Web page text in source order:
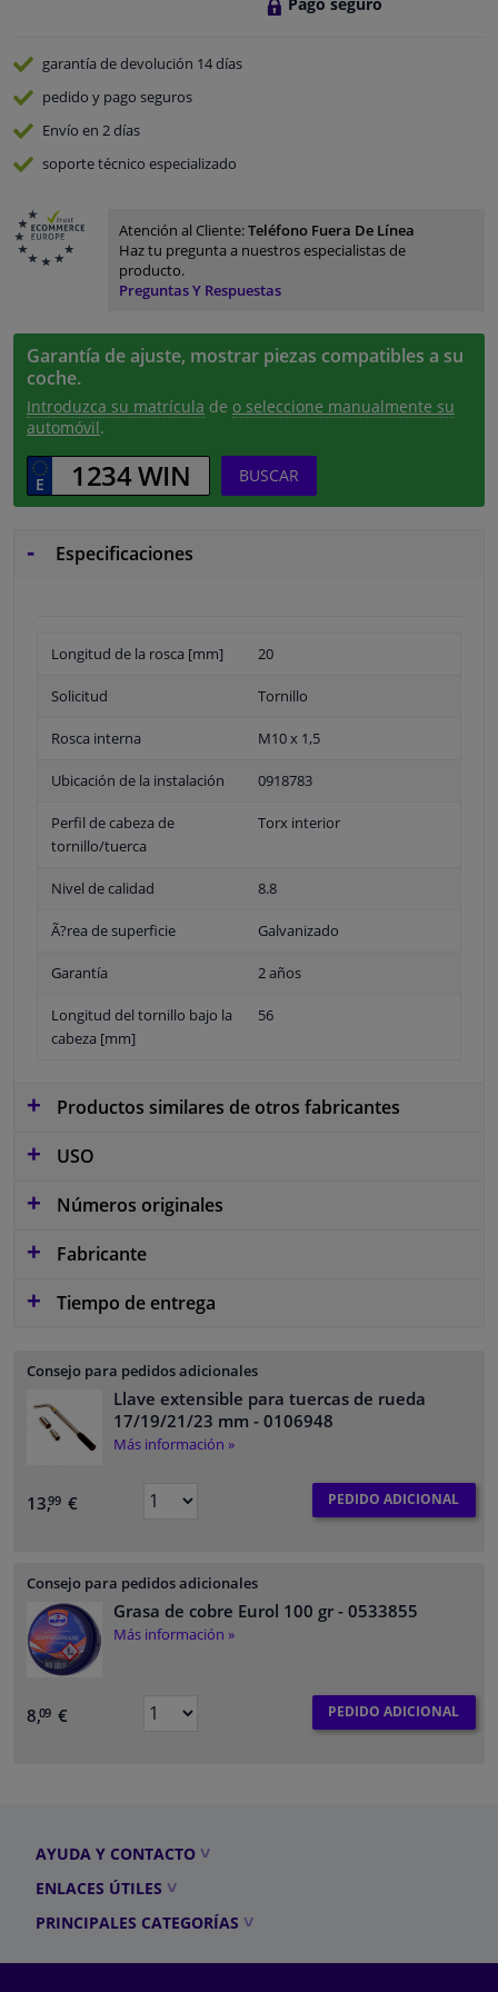
Pago seguro
garantía de devolución 14 días
pedido y pago seguros
Envío en 2 días
soporte técnico especializado
Atención al Cliente:Teléfono Fuera De Línea
Haz tu pregunta a nuestros especialistas de
producto.
Preguntas Y Respuestas
Garantía de ajuste, mostrar piezas compatibles a su
coche.
Introduzca su matrícula de o seleccione manualmente su
automóvil.
BUSCAR
Especificaciones
Longitud de la rosca [mm] 20
Solicitud Tornillo
Rosca interna M10 x 1,5
Ubicación de la instalación 0918783
Perfil de cabeza de
tornillo/tuerca
Torx interior
Nivel de calidad 8.8
Ã?rea de superficie Galvanizado
Garantía 2 años
Longitud del tornillo bajo la
cabeza [mm]
56
Productos similares de otros fabricantes
USO
Números originales
Fabricante
Tiempo de entrega
Consejo para pedidos adicionales
Llave extensible para tuercas de rueda
17/19/21/23 mm - 0106948
Más información »
13,99 € PEDIDO ADICIONAL
Consejo para pedidos adicionales
Grasa de cobre Eurol 100 gr - 0533855
Más información »
8,09 € PEDIDO ADICIONAL
AYUDA Y CONTACTO
ENLACES ÚTILES
PRINCIPALES CATEGORÍAS